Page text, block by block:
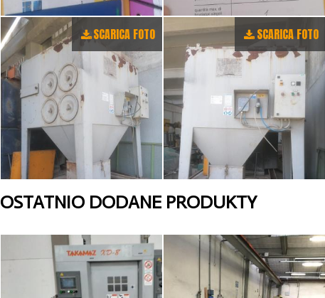
SCARICA FOTO SCARICA FOTO
OSTATNIO DODANE PRODUKTY